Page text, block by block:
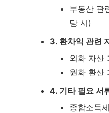
부동산 관
당 시)
3. 환차익 관련
외화 자산
원화 환산
4. 기타 필요 서
종합소득